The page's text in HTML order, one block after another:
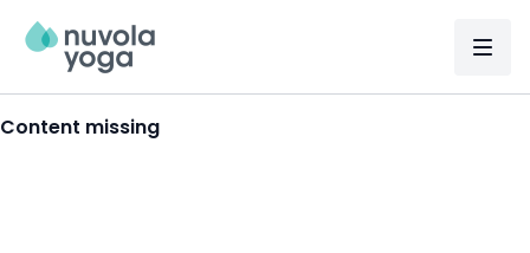
Content missing